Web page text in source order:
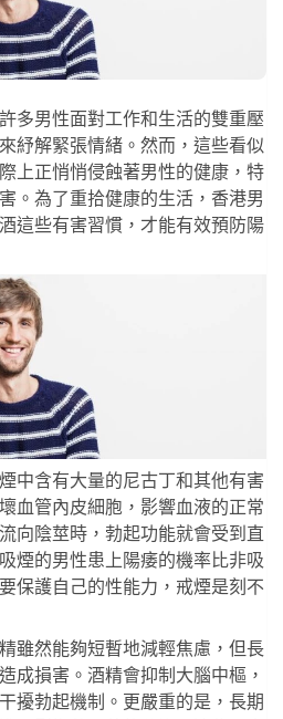
多男性面對工作和生活的雙重壓
紓解緊張情緒。然而，這些看似
上正悄悄侵蝕著男性的健康，特
。為了重拾健康的生活，香港男
這些有害習慣，才能有效預防陽
中含有大量的尼古丁和其他有害
血管內皮細胞，影響血液的正常
向陰莖時，勃起功能就會受到直
煙的男性患上陽痿的機率比非吸
保護自己的性能力，戒煙是刻不
雖然能夠短暫地減輕焦慮，但長
成損害。酒精會抑制大腦中樞，
擾勃起機制。更嚴重的是，長期